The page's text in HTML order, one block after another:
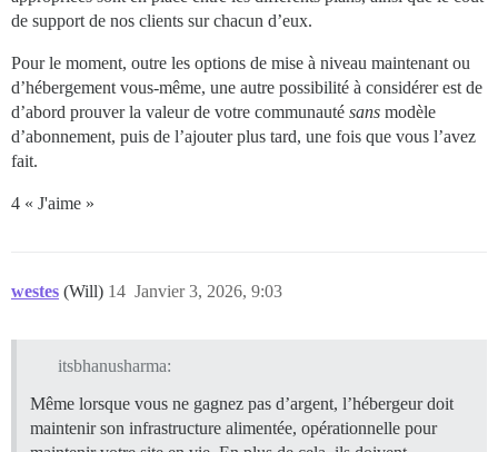
de support de nos clients sur chacun d’eux.
Pour le moment, outre les options de mise à niveau maintenant ou
d’hébergement vous-même, une autre possibilité à considérer est de
d’abord prouver la valeur de votre communauté sans modèle
d’abonnement, puis de l’ajouter plus tard, une fois que vous l’avez
fait.
4 « J'aime »
westes (Will) Janvier 3, 2026, 9:03
14
itsbhanusharma:
Même lorsque vous ne gagnez pas d’argent, l’hébergeur doit
maintenir son infrastructure alimentée, opérationnelle pour